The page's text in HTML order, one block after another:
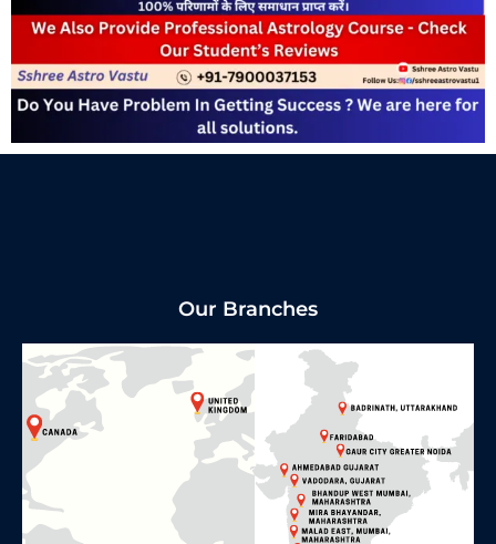
Our Branches